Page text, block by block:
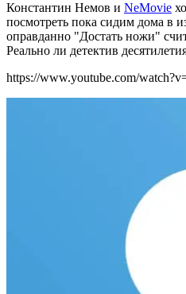
Константин Немов и NeMovie
посмотреть пока сидим дома в
оправданно "Достать ножи"
Реально ли детектив
https://www.youtube.com/